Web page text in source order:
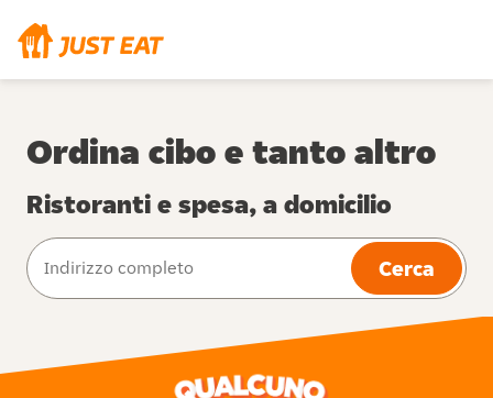
Ordina cibo e tanto altro
Ristoranti e spesa, a domicilio
Cerca